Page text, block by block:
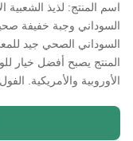
اسم المنتج: لذيذ الشعبية
السوداني الصحي جيد
المنتج يصبح أفضل خيار
الأوروبية والأمريكية.